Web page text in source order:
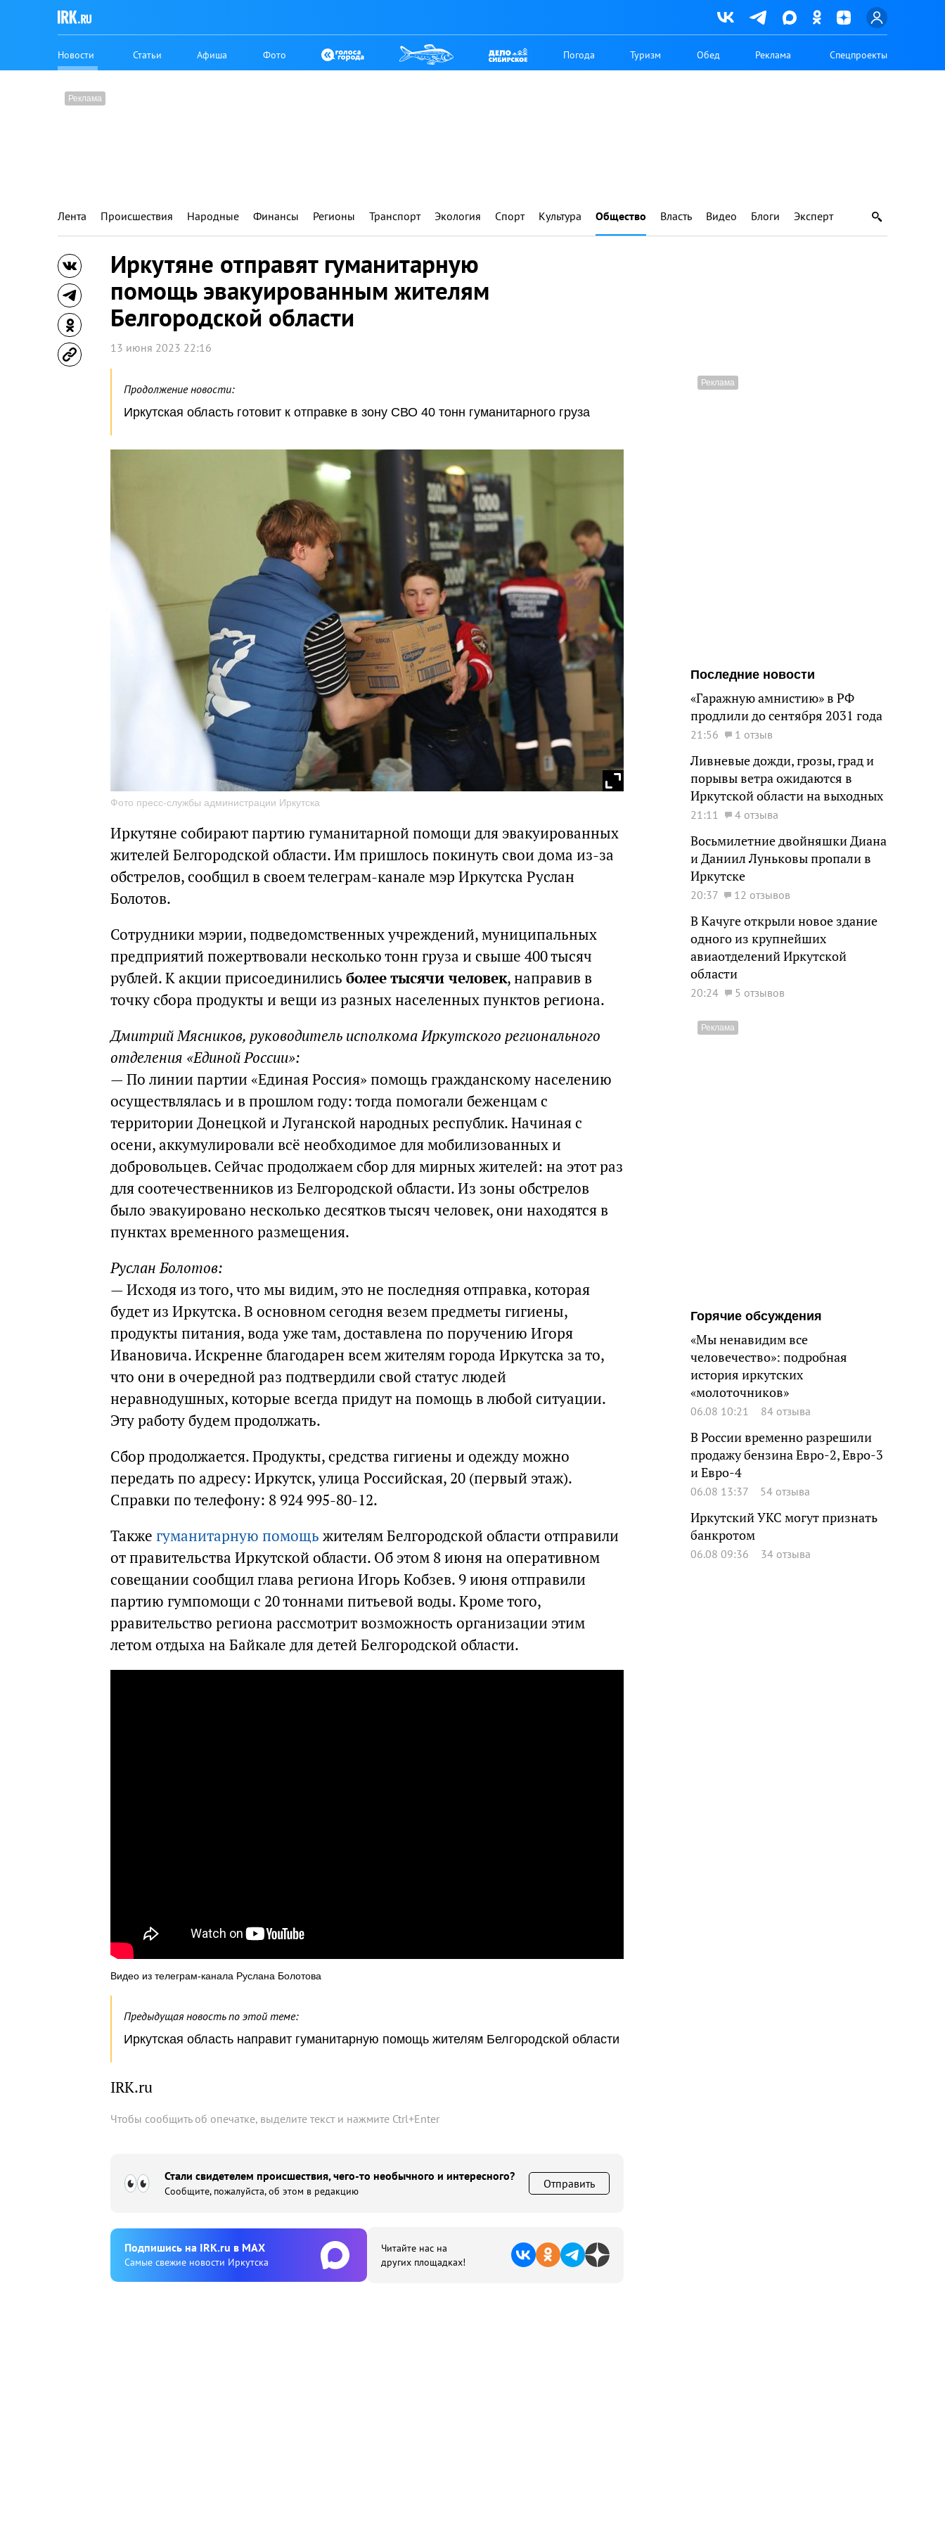
Новости Статьи Афиша Фото Погода Туризм Обед Реклама Спецпроекты
Лента Происшествия Народные Финансы Регионы Транспорт Экология Спорт Культура Общество Власть Видео Блоги Эксперт
Иркутяне отправят гуманитарную
помощь эвакуированным жителям
Белгородской области
13 июня 2023 22:16
Продолжение новости:
Иркутская область готовит к отправке в зону СВО 40 тонн гуманитарного груза
Фото пресс-службы администрации Иркутска
Иркутяне собирают партию гуманитарной помощи для эвакуированных
жителей Белгородской области. Им пришлось покинуть свои дома из-за
обстрелов, сообщил в своем телеграм-канале мэр Иркутска Руслан
Болотов.
Сотрудники мэрии, подведомственных учреждений, муниципальных
предприятий пожертвовали несколько тонн груза и свыше 400 тысяч
рублей. К акции присоединились более тысячи человек, направив в
точку сбора продукты и вещи из разных населенных пунктов региона.
Дмитрий Мясников, руководитель исполкома Иркутского регионального
отделения «Единой России»:
— По линии партии «Единая Россия» помощь гражданскому населению
осуществлялась и в прошлом году: тогда помогали беженцам с
территории Донецкой и Луганской народных республик. Начиная с
осени, аккумулировали всё необходимое для мобилизованных и
добровольцев. Сейчас продолжаем сбор для мирных жителей: на этот раз
для соотечественников из Белгородской области. Из зоны обстрелов
было эвакуировано несколько десятков тысяч человек, они находятся в
пунктах временного размещения.
Руслан Болотов:
— Исходя из того, что мы видим, это не последняя отправка, которая
будет из Иркутска. В основном сегодня везем предметы гигиены,
продукты питания, вода уже там, доставлена по поручению Игоря
Ивановича. Искренне благодарен всем жителям города Иркутска за то,
что они в очередной раз подтвердили свой статус людей
неравнодушных, которые всегда придут на помощь в любой ситуации.
Эту работу будем продолжать.
Сбор продолжается. Продукты, средства гигиены и одежду можно
передать по адресу: Иркутск, улица Российская, 20 (первый этаж).
Справки по телефону: 8 924 995-80-12.
Также гуманитарную помощь жителям Белгородской области отправили
от правительства Иркутской области. Об этом 8 июня на оперативном
совещании сообщил глава региона Игорь Кобзев. 9 июня отправили
партию гумпомощи с 20 тоннами питьевой воды. Кроме того,
рравительство региона рассмотрит возможность организации этим
летом отдыха на Байкале для детей Белгородской области.
Видео из телеграм-канала Руслана Болотова
Предыдущая новость по этой теме:
Иркутская область направит гуманитарную помощь жителям Белгородской области
IRK.ru
Чтобы сообщить об опечатке, выделите текст и нажмите Ctrl+Enter
Стали свидетелем происшествия, чего-то необычного и интересного?
Сообщите, пожалуйста, об этом в редакцию
Отправить
Подпишиcь на IRK.ru в MAX
Cамые свежие новости Иркутска
Читайте нас на
других площадках!
Последние новости
«Гаражную амнистию» в РФ
продлили до сентября 2031 года
21:56 1 отзыв
Ливневые дожди, грозы, град и
порывы ветра ожидаются в
Иркутской области на выходных
21:11 4 отзыва
Восьмилетние двойняшки Диана
и Даниил Луньковы пропали в
Иркутске
20:37 12 отзывов
В Качуге открыли новое здание
одного из крупнейших
авиаотделений Иркутской
области
20:24 5 отзывов
Горячие обсуждения
«Мы ненавидим все
человечество»: подробная
история иркутских
«молоточников»
06.08 10:21 84 отзыва
В России временно разрешили
продажу бензина Евро-2, Евро-3
и Евро-4
06.08 13:37 54 отзыва
Иркутский УКС могут признать
банкротом
06.08 09:36 34 отзыва